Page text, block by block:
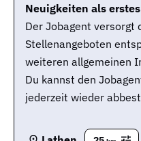
Neuigkeiten als
Der Jobagent versorgt
Stellenangeboten
weiteren allgemeinen
Du kannst den
jederzeit wieder